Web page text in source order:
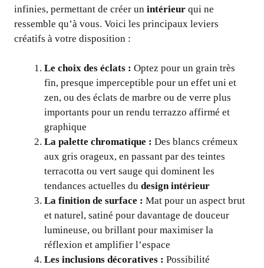
infinies, permettant de créer un intérieur qui ne
ressemble qu’à vous. Voici les principaux leviers
créatifs à votre disposition :
Le choix des éclats : Optez pour un grain très
fin, presque imperceptible pour un effet uni et
zen, ou des éclats de marbre ou de verre plus
importants pour un rendu terrazzo affirmé et
graphique
La palette chromatique : Des blancs crémeux
aux gris orageux, en passant par des teintes
terracotta ou vert sauge qui dominent les
tendances actuelles du design intérieur
La finition de surface : Mat pour un aspect brut
et naturel, satiné pour davantage de douceur
lumineuse, ou brillant pour maximiser la
réflexion et amplifier l’espace
Les inclusions décoratives : Possibilité